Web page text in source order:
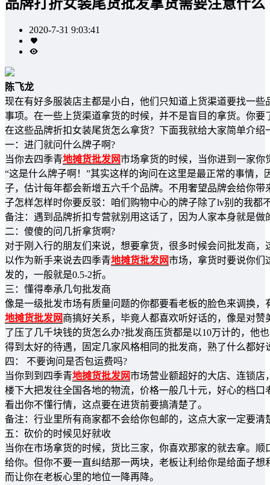
品牌打折女装尾货批发拿货需要注意什么
2020-7-31 9:03:41
陈飞龙
现在有好多服装店主都是小白，他们只知道上货渠道要找一
事项。在一些上货渠道拿货的时候，并不是盲目的拿货。你
在这些品牌折扣女装尾货怎么拿货？下面我就给大家简单介绍
一：进门就问什么牌子啊?
当你去四季青地摊货批发网市场拿货的时候，当你进到一家你
“这是什么牌子啊！”其实这样的询问在这里是最正常的事情
子，估计每年都会新增五六千个品牌。不用奢望品牌会给你
子怎样怎样时你要反驳：咱们购物中心的牌子除了lv别的我都
备注：遇到品牌折扣专营就别用这话了，因为人家本身就是
二：傻傻的问几折拿货啊?
对于刚入行的朋友们来说，想要拿货，很多时候会问批发商
以作为新手来说去四季青地摊货批发网市场，拿货时要说你们
发的，一般就是0.5-2折。
三：懂得奉承几句批发商
像是一级批发市场有质量问题的你都要看老板的脸色来调换
地摊货批发网商搞好关系，毕竟人都喜欢听好话的，像是对
了压了几千块钱的货怎么办?批发商压货都是以10万计的，他
得到太好的待遇，固定几家风格相同的批发商，熟了什么都好
四： 不要询问是否包运费吗?
当你到到四季青地摊货批发网市场营业额超好的大店、连锁店
楼下大把发往全国各地的物流，价格一般几十元，好心的档
看出你不懂行情，这点要在进货前要搞清楚了。
备注：行业里所有商家都不会给你包邮的，这点大家一定要清
五：砍价的时候见好就收
当你在市场拿货的时候，货比三家，你喜欢那家的就去拿。
给你。但你不要一直纠结那一两块，老板让利给你是给面子
而让你在老板心里的地位一降再降。